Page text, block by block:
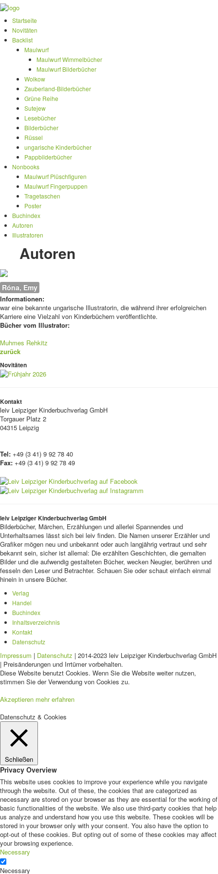
Startseite
Novitäten
Backlist
Maulwurf
Maulwurf Wimmelbücher
Maulwurf Bilderbücher
Wolkow
Zauberland-Bilderbücher
Grüne Reihe
Sutejew
Lesebücher
Bilderbücher
Rüssel
ungarische Kinderbücher
Pappbilderbücher
Nonbooks
Maulwurf Plüschfiguren
Maulwurf Fingerpuppen
Tragetaschen
Poster
Buchindex
Autoren
Illustratoren
Autoren
Róna, Emy
Informationen:
war eine bekannte ungarische Illustratorin, die während ihrer erfolgreichen
Karriere eine Vielzahl von Kinderbüchern veröffentlichte.
Bücher vom Illustrator:
Muhmes Rehkitz
zurück
Novitäten
Kontakt
leiv Leipziger Kinderbuchverlag GmbH
Torgauer Platz 2
04315 Leipzig
Tel: +49 (3 41) 9 92 78 40
Fax: +49 (3 41) 9 92 78 49
leiv Leipziger Kinderbuchverlag GmbH
Bilderbücher, Märchen, Erzählungen und allerlei Spannendes und
Unterhaltsames lässt sich bei leiv finden. Die Namen unserer Erzähler und
Grafiker mögen neu und unbekannt oder auch langjährig vertraut und sehr
bekannt sein, sicher ist allemal: Die erzählten Geschichten, die gemalten
Bilder und die aufwendig gestalteten Bücher, wecken Neugier, berühren und
fesseln den Leser und Betrachter. Schauen Sie oder schaut einfach einmal
hinein in unsere Bücher.
Verlag
Handel
Buchindex
Inhaltsverzeichnis
Kontakt
Datenschutz
Impressum | Datenschutz | 2014-2023 leiv Leipziger Kinderbuchverlag GmbH
| Preisänderungen und Irrtümer vorbehalten.
Diese Website benutzt Cookies. Wenn Sie die Website weiter nutzen,
stimmen Sie der Verwendung von Cookies zu.
Akzeptieren mehr erfahren
Datenschutz & Cookies
Schließen
Privacy Overview
This website uses cookies to improve your experience while you navigate
through the website. Out of these, the cookies that are categorized as
necessary are stored on your browser as they are essential for the working of
basic functionalities of the website. We also use third-party cookies that help
us analyze and understand how you use this website. These cookies will be
stored in your browser only with your consent. You also have the option to
opt-out of these cookies. But opting out of some of these cookies may affect
your browsing experience.
Necessary
Necessary